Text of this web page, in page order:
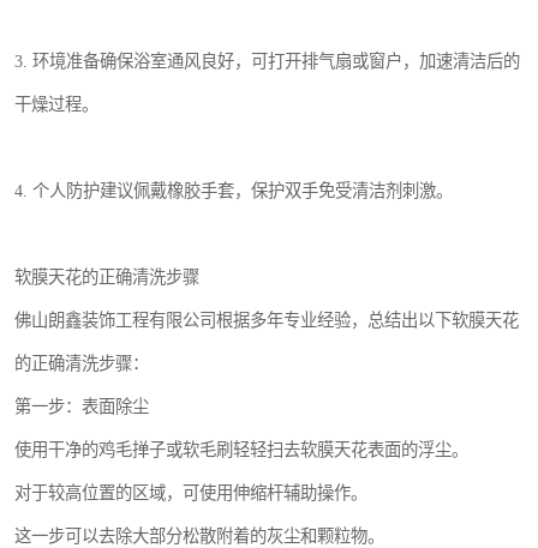
3. 环境准备确保浴室通风良好，可打开排气扇或窗户，加速清洁后的
干燥过程。
4. 个人防护建议佩戴橡胶手套，保护双手免受清洁剂刺激。
软膜天花的正确清洗步骤
佛山朗鑫装饰工程有限公司根据多年专业经验，总结出以下软膜天花
的正确清洗步骤：
第一步：表面除尘
使用干净的鸡毛掸子或软毛刷轻轻扫去软膜天花表面的浮尘。
对于较高位置的区域，可使用伸缩杆辅助操作。
这一步可以去除大部分松散附着的灰尘和颗粒物。